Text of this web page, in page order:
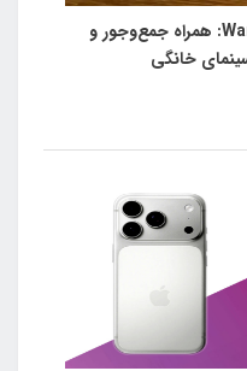
ویدئو پروژکتور Wanbo Mini Pro: همراه جمع‌وجور و
خانگی